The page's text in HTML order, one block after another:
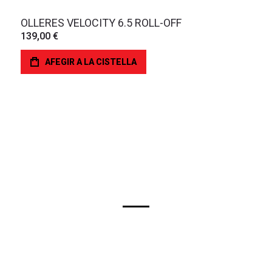
OLLERES VELOCITY 6.5 ROLL-OFF
139,00 €
AFEGIR A LA CISTELLA